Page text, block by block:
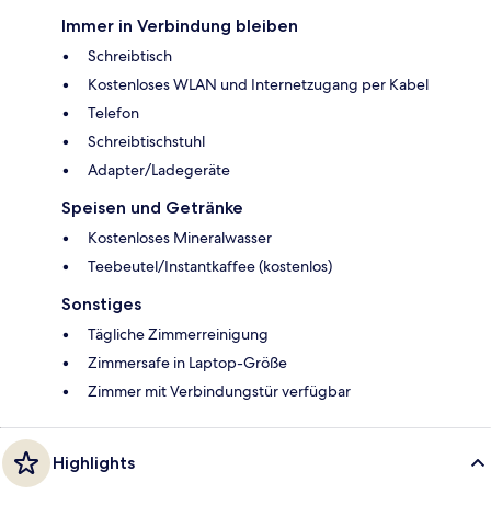
Immer in Verbindung bleiben
Schreibtisch
Kostenloses WLAN und Internetzugang per Kabel
Telefon
Schreibtischstuhl
Adapter/Ladegeräte
Speisen und Getränke
Kostenloses Mineralwasser
Teebeutel/Instantkaffee (kostenlos)
Sonstiges
Tägliche Zimmerreinigung
Zimmersafe in Laptop-Größe
Zimmer mit Verbindungstür verfügbar
Highlights